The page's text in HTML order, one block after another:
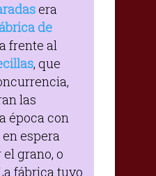
era
de
frente al
, que
las
época con
espera
grano, o
fábrica tuvo